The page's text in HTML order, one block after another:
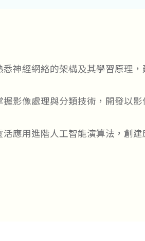
悉神經網絡的架構及其學習原理
握影像處理與分類技術，開發以
活應用進階人工智能演算法，創